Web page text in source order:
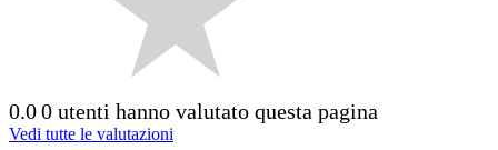
0.00 utenti hanno valutato questa pagina
Vedi tutte le valutazioni